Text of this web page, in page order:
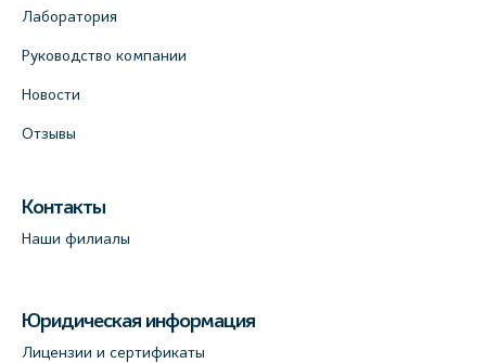
Лаборатория
Руководство компании
Новости
Отзывы
Контакты
Наши филиалы
Юридическая информация
Лицензии и сертификаты